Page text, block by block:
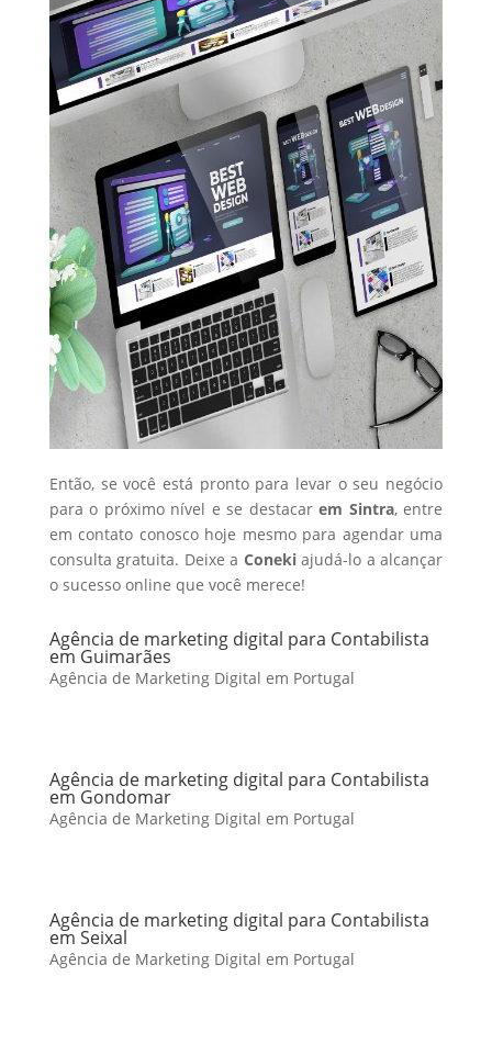
Então, se você está pronto para levar o seu negócio
para o próximo nível e se destacarem Sintra, entre
em contato conosco hoje mesmo para agendar uma
consulta gratuita. Deixe a Conekiajudá-lo a alcançar
o sucesso online que você merece!
Agência de marketing digital para Contabilista
em Guimarães
Agência de Marketing Digital em Portugal
Agência de marketing digital para Contabilista
em Gondomar
Agência de Marketing Digital em Portugal
Agência de marketing digital para Contabilista
em Seixal
Agência de Marketing Digital em Portugal